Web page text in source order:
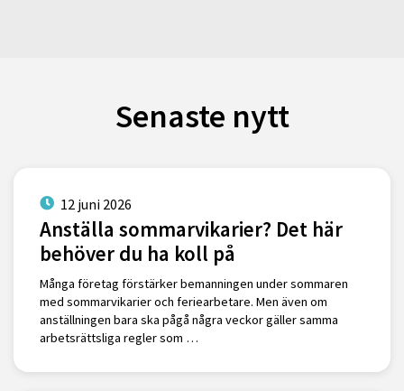
Senaste nytt
12 juni 2026
Anställa sommarvikarier? Det här
behöver du ha koll på
Många företag förstärker bemanningen under sommaren
med sommarvikarier och feriearbetare. Men även om
anställningen bara ska pågå några veckor gäller samma
arbetsrättsliga regler som …